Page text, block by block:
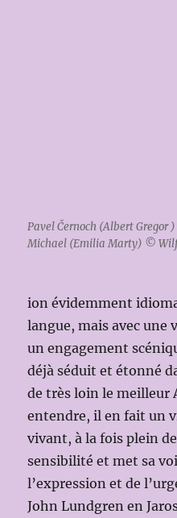
Pavel Černoch (Albert Gregor
Michael (Emilia Marty) ©
ion évidemment
langue, mais avec une
un engagement
déjà séduit et étonné
de très loin le meilleur
entendre, il en fait un
vivant, à la fois plein
sensibilité et met sa
l’expression et de
John Lundgren en